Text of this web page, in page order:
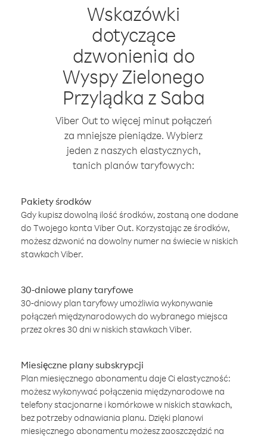
Wskazówki
dotyczące
dzwonienia do
Wyspy Zielonego
Przylądka z Saba
Viber Out to więcej minut połączeń
za mniejsze pieniądze. Wybierz
jeden z naszych elastycznych,
tanich planów taryfowych:
Pakiety środków
Gdy kupisz dowolną ilość środków, zostaną one dodane
do Twojego konta Viber Out. Korzystając ze środków,
możesz dzwonić na dowolny numer na świecie w niskich
stawkach Viber.
30-dniowe plany taryfowe
30-dniowy plan taryfowy umożliwia wykonywanie
połączeń międzynarodowych do wybranego miejsca
przez okres 30 dni w niskich stawkach Viber.
Miesięczne plany subskrypcji
Plan miesięcznego abonamentu daje Ci elastyczność:
możesz wykonywać połączenia międzynarodowe na
telefony stacjonarne i komórkowe w niskich stawkach,
bez potrzeby odnawiania planu. Dzięki planowi
miesięcznego abonamentu możesz zaoszczędzić na